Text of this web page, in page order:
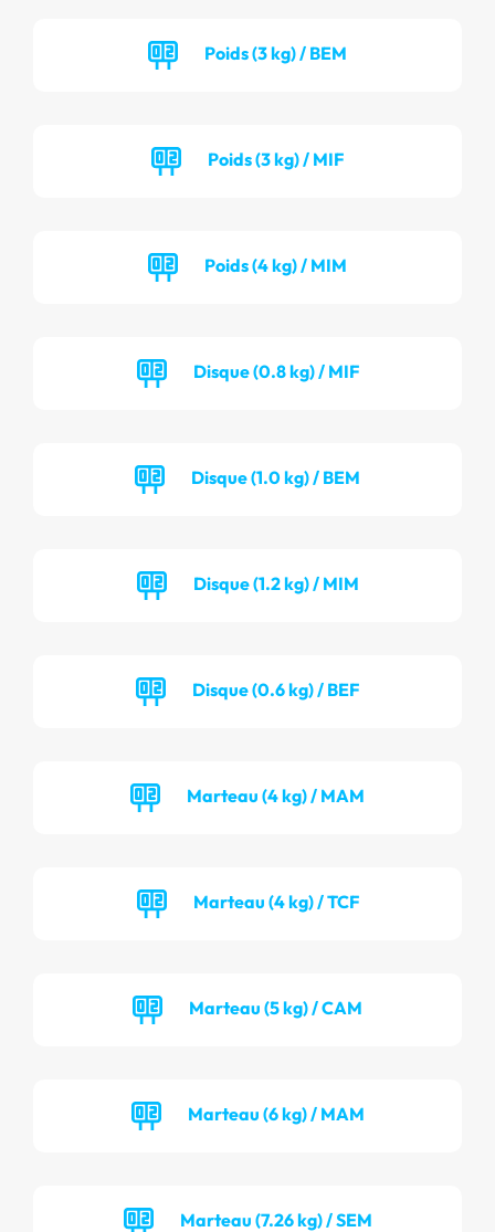
Poids (3 kg) / BEM
Poids (3 kg) / MIF
Poids (4 kg) / MIM
Disque (0.8 kg) / MIF
Disque (1.0 kg) / BEM
Disque (1.2 kg) / MIM
Disque (0.6 kg) / BEF
Marteau (4 kg) / MAM
Marteau (4 kg) / TCF
Marteau (5 kg) / CAM
Marteau (6 kg) / MAM
Marteau (7.26 kg) / SEM